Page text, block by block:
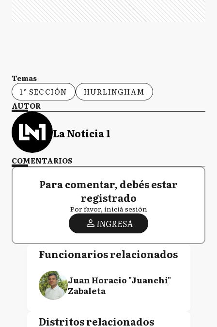
Temas
1° SECCIÓN
HURLINGHAM
AUTOR
La Noticia 1
COMENTARIOS
Para comentar, debés estar
registrado
Por favor, iniciá sesión
INGRESA
Funcionarios relacionados
Juan Horacio "Juanchi"
Zabaleta
Distritos relacionados